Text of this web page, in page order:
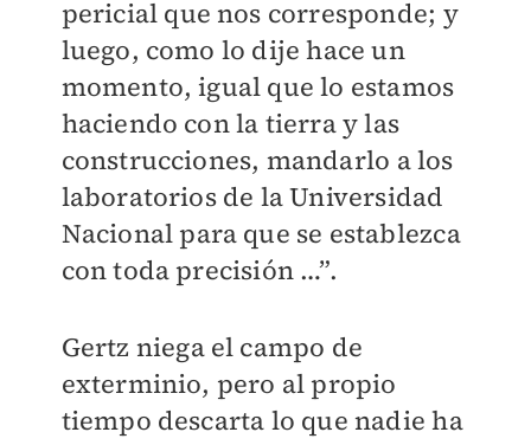
pericial que nos corresponde; y
luego, como lo dije hace un
momento, igual que lo estamos
haciendo con la tierra y las
construcciones, mandarlo a los
laboratorios de la Universidad
Nacional para que se establezca
con toda precisión …”.
Gertz niega el campo de
exterminio, pero al propio
tiempo descarta lo que nadie ha